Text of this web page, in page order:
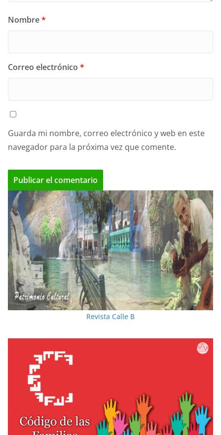
Nombre*
Correo electrónico *
Guarda mi nombre, correo electrónico y web en este
navegador para la próxima vez que comente.
Revista Calle B